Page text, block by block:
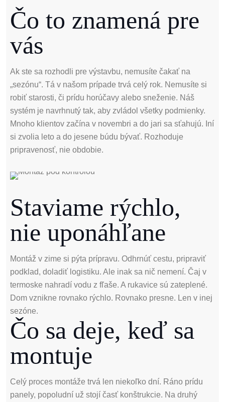
Čo to znamená pre
vás
Ak ste sa rozhodli pre výstavbu, nemusíte čakať na
„sezónu“. Tá v našom prípade trvá celý rok. Nemusíte si
robiť starosti, či prídu horúčavy alebo sneženie. Náš
systém je navrhnutý tak, aby zvládol všetky podmienky.
Mnoho klientov začína v novembri a do jari sa sťahujú. Iní
si zvolia leto a do jesene búdu bývať. Rozhoduje
pripravenosť, nie obdobie.
Staviame rýchlo,
nie uponáhľane
Montáž v zime si pýta prípravu. Odhrnúť cestu, pripraviť
podklad, doladiť logistiku. Ale inak sa nič nemení. Čaj v
termoske nahradí vodu z fľaše. A rukavice sú zateplené.
Dom vznikne rovnako rýchlo. Rovnako presne. Len v inej
sezóne.
Čo sa deje, keď sa
montuje
Celý proces montáže trvá len niekoľko dní. Ráno prídu
panely, popoludní už stojí časť konštrukcie. Na druhý